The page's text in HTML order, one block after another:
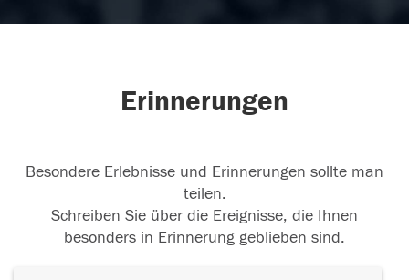
Erinnerungen
Besondere Erlebnisse und Erinnerungen sollte man
teilen.
Schreiben Sie über die Ereignisse, die Ihnen
besonders in Erinnerung geblieben sind.